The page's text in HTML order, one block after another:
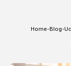
Home-Blog-